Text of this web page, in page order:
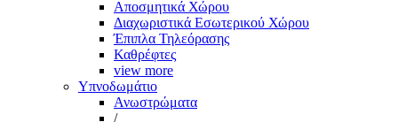
Αποσμητικά Χώρου
Διαχωριστικά Εσωτερικού Χώρου
Έπιπλα Τηλεόρασης
Καθρέφτες
view more
Υπνοδωμάτιο
Ανωστρώματα
/